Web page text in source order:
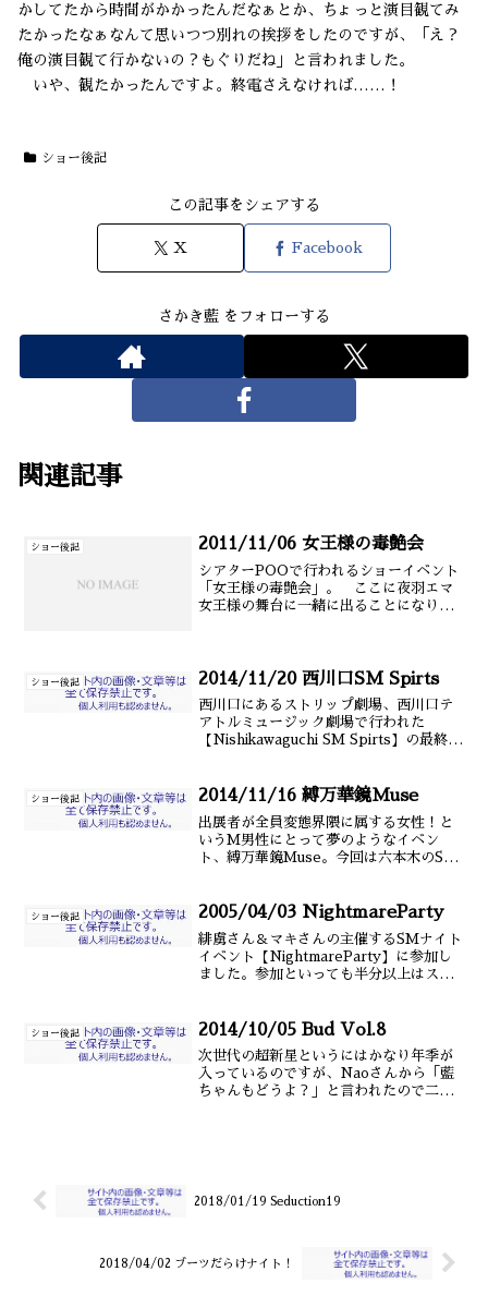
かしてたから時間がかかったんだなぁとか、ちょっと演目観てみ
たかったなぁなんて思いつつ別れの挨拶をしたのですが、「え？
俺の演目観て行かないの？もぐりだね」と言われました。
いや、観たかったんですよ。終電さえなければ……！
ショー後記
この記事をシェアする
X Facebook
さかき藍 をフォローする
関連記事
ショー後記 2011/11/06 女王様の毒艶会
シアターPOOで行われるショーイベント
「女王様の毒艶会」。 ここに夜羽エマ
女王様の舞台に一緒に出ることになりま
た。なんか凄い。（実(以下 本文にて
ショー後記 2014/11/20 西川口SM Spirts
西川口にあるストリップ劇場、西川口テ
アトルミュージック劇場で行われた
【Nishikawaguchi SM Spirts】の最終
という。 楽屋はわいわいとしていて(以
ショー後記 2014/11/16 縛万華鏡Muse
出展者が全員変態界隈に属する女性！と
いうM男性にとって夢のようなイベン
ト、縛万華鏡Muse。今回は六本木のSM
の蘇芳真矢女王様と樹莉女王様も一緒
ショー後記 2005/04/03 NightmareParty
緋虜さん＆マキさんの主催するSMナイト
イベント【NightmareParty】に参加し
ました。参加といっても半分以上はスタ
でしか得られなかったイベントの情報が
ショー後記 2014/10/05 Bud Vol.8
次世代の超新星というにはかなり年季が
入っているのですが、Naoさんから「藍
ちゃんもどうよ？」と言われたので二つ
2018/01/19 Seduction19
2018/04/02 ブーツだらけナイト！